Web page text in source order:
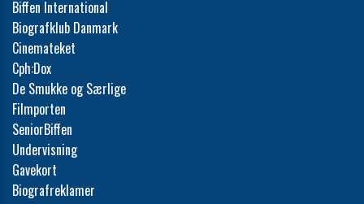
Biffen International
Biografklub Danmark
Cinemateket
Cph:Dox
De Smukke og Særlige
Filmporten
SeniorBiffen
Undervisning
Gavekort
Biografreklamer